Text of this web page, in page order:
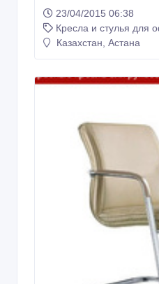
23/04/2015 06:38
Кресла и стулья для
Казахстан, Астана